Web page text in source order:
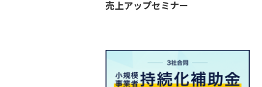
売上アップセミナー